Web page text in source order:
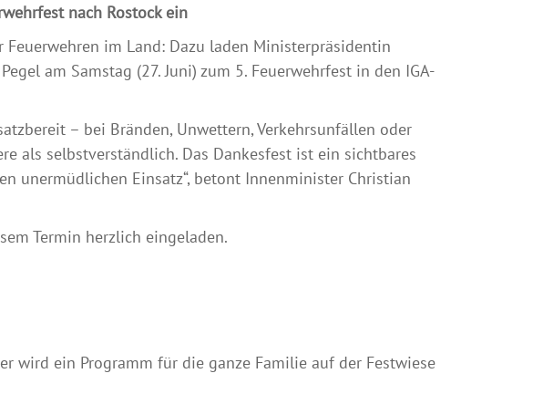
nach Rostock ein
im Land: Dazu laden Ministerpräsidentin
am Samstag (27. Juni) zum 5. Feuerwehrfest in den IGA-
– bei Bränden, Unwettern, Verkehrsunfällen oder
als selbstverständlich. Das Dankesfest ist ein sichtbares
unermüdlichen Einsatz“, betont Innenminister Christian
Termin herzlich eingeladen.
wird ein Programm für die ganze Familie auf der Festwiese